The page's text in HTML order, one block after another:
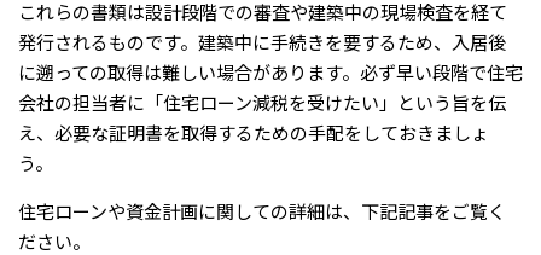
これらの書類は設計段階での審査や建築中の現場検査を経て
発行されるものです。建築中に手続きを要するため、入居後
に遡っての取得は難しい場合があります。必ず早い段階で住宅
会社の担当者に「住宅ローン減税を受けたい」という旨を伝
え、必要な証明書を取得するための手配をしておきましょ
う。
住宅ローンや資金計画に関しての詳細は、下記記事をご覧く
ださい。